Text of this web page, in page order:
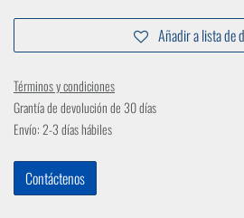
Añadir a lista de
Términos y condiciones
Grantía de devolución de 30 días
Envío: 2-3 días hábiles
Contáctenos